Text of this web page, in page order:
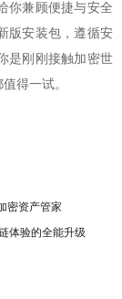
你兼顾便捷与安全
版安装包，遵循安
是刚刚接触加密世
得一试。
密资产管家
体验的全能升级